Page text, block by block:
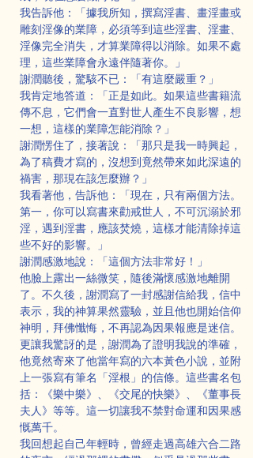
我告訴他：「據我所知，撰寫淫書、畫淫畫或
雕刻淫像的業障，必須等到這些淫書、淫畫、
淫像完全消失，才算業障得以消除。如果不處
理，這些業障會永遠伴隨著你。」
謝潤聽後，驚駭不已：「有這麼嚴重？」
我肯定地答道：「正是如此。如果這些書籍流
傳不息，它們會一直對世人產生不良影響，想
一想，這樣的業障怎能消除？」
謝潤愣住了，接著說：「那只是我一時興起，
為了稿費才寫的，沒想到竟然帶來如此深遠的
禍害，那現在該怎麼辦？」
我看著他，告訴他：「現在，只有兩個方法。
第一，你可以寫書來勸戒世人，不可沉溺於邪
淫，遇到淫書，應該焚燒，這樣才能清除掉這
些不好的影響。」
謝潤感激地說：「這個方法非常好！」
他臉上露出一絲微笑，隨後滿懷感激地離開
了。不久後，謝潤寫了一封感謝信給我，信中
表示，我的神算果然靈驗，並且他也開始信仰
神明，拜佛懺悔，不再認為因果報應是迷信。
更讓我驚訝的是，謝潤為了證明我說的準確，
他竟然寄來了他當年寫的六本黃色小說，並附
上一張寫有筆名「淫根」的信條。這些書名包
括：《樂中樂》、《交尾的快樂》、《董事長
夫人》等等。這一切讓我不禁對命運和因果感
慨萬千。
我回想起自己年輕時，曾經走過高雄六合二路